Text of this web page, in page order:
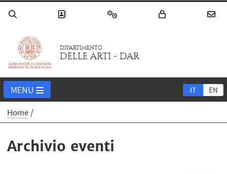
DIPARTIMENTO
DELLE ARTI - DAR
IT EN
MENU
Home
Archivio eventi